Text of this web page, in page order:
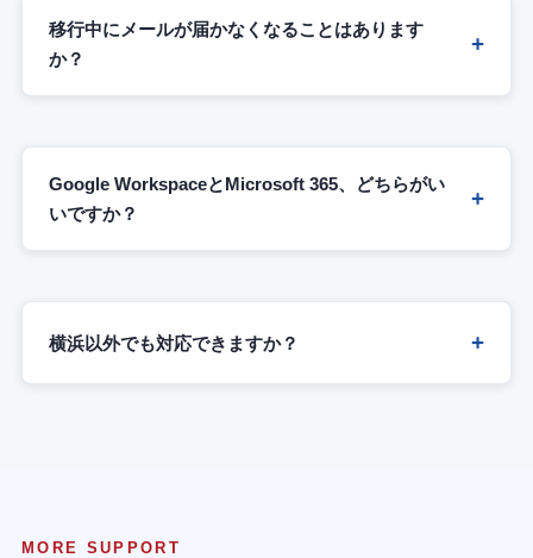
移行中にメールが届かなくなることはあります
か？
Google WorkspaceとMicrosoft 365、どちらがい
いですか？
横浜以外でも対応できますか？
MORE SUPPORT